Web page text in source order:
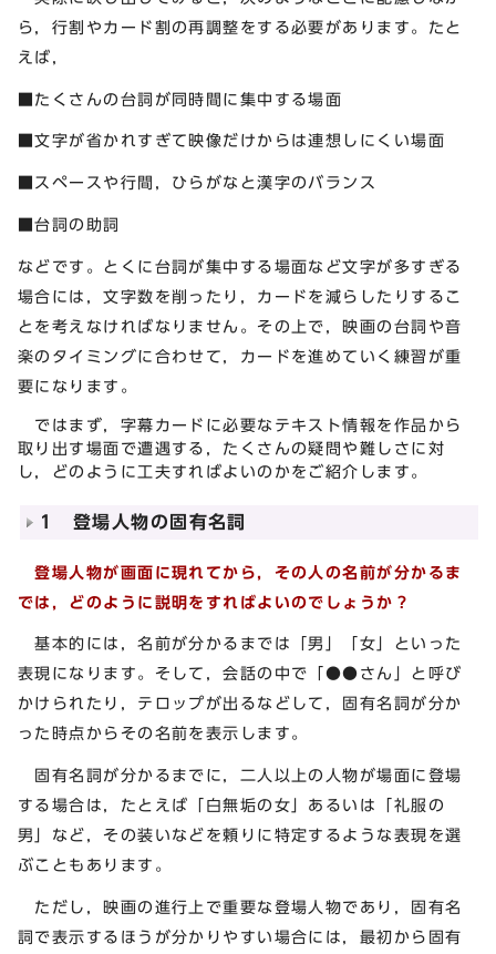
ら，行割やカード割の再調整をする必要があります。たと
えば，
■たくさんの台詞が同時間に集中する場面
■文字が省かれすぎて映像だけからは連想しにくい場面
■スペースや行間，ひらがなと漢字のバランス
■台詞の助詞
などです。とくに台詞が集中する場面など文字が多すぎる
場合には，文字数を削ったり，カードを減らしたりするこ
とを考えなければなりません。その上で，映画の台詞や音
楽のタイミングに合わせて，カードを進めていく練習が重
要になります。
ではまず，字幕カードに必要なテキスト情報を作品から
取り出す場面で遭遇する，たくさんの疑問や難しさに対
し，どのように工夫すればよいのかをご紹介します。
1 登場人物の固有名詞
登場人物が画面に現れてから，その人の名前が分かるま
では，どのように説明をすればよいのでしょうか？
基本的には，名前が分かるまでは「男」「女」といった
表現になります。そして，会話の中で「●●さん」と呼び
かけられたり，テロップが出るなどして，固有名詞が分か
った時点からその名前を表示します。
固有名詞が分かるまでに，二人以上の人物が場面に登場
する場合は，たとえば「白無垢の女」あるいは「礼服の
男」など，その装いなどを頼りに特定するような表現を選
ぶこともあります。
ただし，映画の進行上で重要な登場人物であり，固有名
詞で表示するほうが分かりやすい場合には，最初から固有